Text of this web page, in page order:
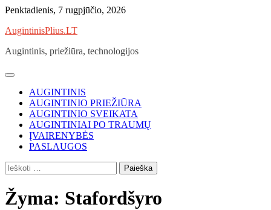
Skip
content
Penktadienis, 7 rugpjūčio, 2026
AugintinisPlius.LT
Augintinis, priežiūra, technologijos
AUGINTINIS
AUGINTINIO PRIEŽIŪRA
AUGINTINIO SVEIKATA
AUGINTINIAI PO TRAUMŲ
ĮVAIRENYBĖS
PASLAUGOS
Ieškoti:
Žyma: Stafordšyro